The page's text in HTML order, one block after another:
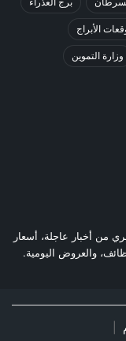
الأبراج
وزارة التموين
من أخبار عاجلة، أسعار
والعروض اليومية.